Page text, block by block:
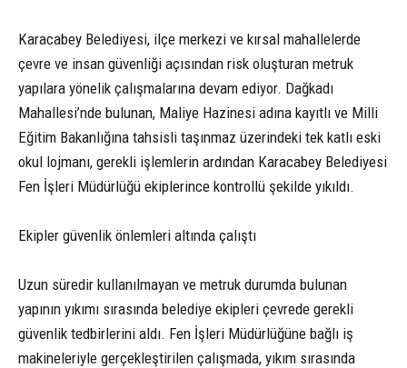
Karacabey Belediyesi, ilçe merkezi ve kırsal mahallelerde
çevre ve insan güvenliği açısından risk oluşturan metruk
yapılara yönelik çalışmalarına devam ediyor. Dağkadı
Mahallesi’nde bulunan, Maliye Hazinesi adına kayıtlı ve Milli
Eğitim Bakanlığına tahsisli taşınmaz üzerindeki tek katlı eski
okul lojmanı, gerekli işlemlerin ardından Karacabey Belediyesi
Fen İşleri Müdürlüğü ekiplerince kontrollü şekilde yıkıldı.
Ekipler güvenlik önlemleri altında çalıştı
Uzun süredir kullanılmayan ve metruk durumda bulunan
yapının yıkımı sırasında belediye ekipleri çevrede gerekli
güvenlik tedbirlerini aldı. Fen İşleri Müdürlüğüne bağlı iş
makineleriyle gerçekleştirilen çalışmada, yıkım sırasında